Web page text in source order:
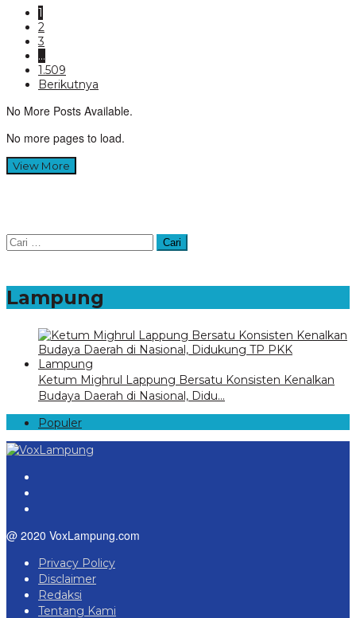
1
2
3
…
1.509
Berikutnya
No More Posts Available.
No more pages to load.
View More
Cari
untuk:
Lampung
Ketum Mighrul Lappung Bersatu Konsisten Kenalkan
Budaya Daerah di Nasional, Didu…
Populer
@ 2020 VoxLampung.com
Privacy Policy
Disclaimer
Redaksi
Tentang Kami